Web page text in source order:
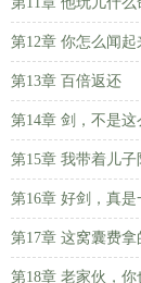
第12章 你怎么闻起
第13章 百倍返还
第14章 剑，不是这
第15章 我带着儿
第16章 好剑，真是
第17章 这窝囊费拿
第18章 老家伙，你